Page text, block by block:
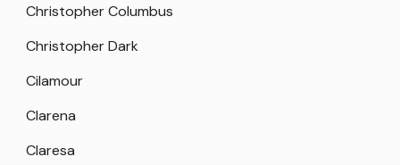
Christopher Columbus
Christopher Dark
Cilamour
Clarena
Claresa